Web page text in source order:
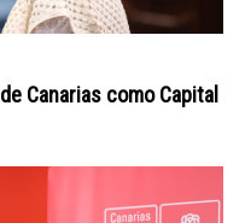
Canarias como Capital